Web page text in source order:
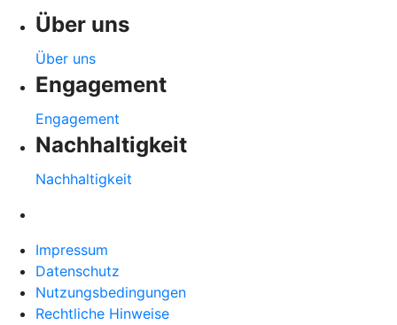
Über uns
Über uns
Engagement
Engagement
Nachhaltigkeit
Nachhaltigkeit
Impressum
Datenschutz
Nutzungsbedingungen
Rechtliche Hinweise